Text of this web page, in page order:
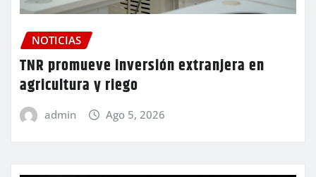
NOTICIAS
TNR promueve inversión extranjera en
agricultura y riego
admin Ago 5, 2026